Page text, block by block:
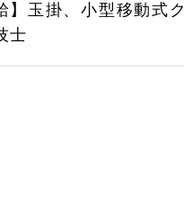
玉掛、小型移動式ク
士